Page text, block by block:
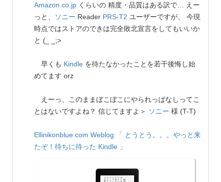
Amazon.co.jp くらいの 精度・品質はある訳で… えー
っと、
ソニー Reader PRS-T2 ユーザーですが、 今現
時点ではストアのできは完全敗北宣言をしてもいいか
と (_ _;>
早くも Kindle を待たなかったことを若干後悔し始
めてます orz
えーっ、このままぼこぼこにやられっぱなしってこ
とはないですよね？ 信じてますよ＞ ソニー 様 (T-T)
Ellinikonblue.com Weblog
「 とうとう。。。やっと来
たぞ！待ちに待った Kindle 」